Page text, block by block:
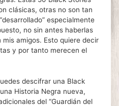
clásicas, otras no son tan
especialmente
no sin antes haberlas
amigos. Esto quiere decir
y por tanto merecen el
descifrar una Black
Historia Negra nueva,
del “Guardián del